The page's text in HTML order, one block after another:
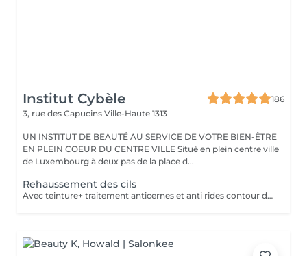
Institut Cybèle
186
3, rue des Capucins Ville-Haute 1313
UN INSTITUT DE BEAUTÉ AU SERVICE DE VOTRE BIEN-ÊTRE
EN PLEIN COEUR DU CENTRE VILLE Situé en plein centre ville
de Luxembourg à deux pas de la place d...
Rehaussement des cils
Avec teinture+ traitement anticernes et anti rides contour des yeux. Il décuple complètement les effets du mascara et apporte courbure et longueur nécessaire pour un regard dune profondeur impressionnante. Les cils paraissent plus longs et plus denses pour 8 à 10 semaines de cils XXL !